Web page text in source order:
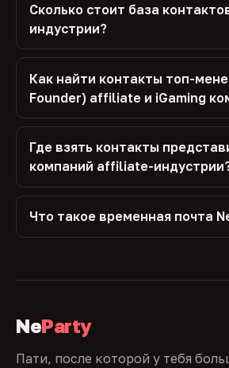
Сколько стоит база
индустрии?
Как найти контакты топ-
Founder) affiliate и iGaming
Где взять контакты
компаний affiliate-
Что такое временная почта
NeParty
Пати, после которой у тебя